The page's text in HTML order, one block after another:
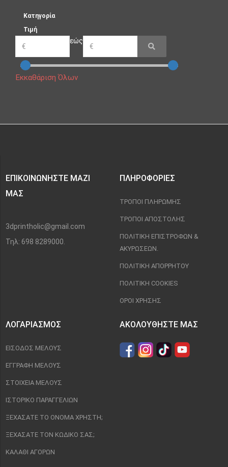
Κατηγορία
Τιμή
εώς
Εκκαθάριση Όλων
ΕΠΙΚΟΙΝΩΝΉΣΤΕ ΜΑΖΊ
ΜΑΣ
3dprintholic@gmail.com
Τηλ: 698 8289000.
ΠΛΗΡΟΦΟΡΊΕΣ
ΤΡΌΠΟΙ ΠΛΗΡΩΜΉΣ
ΤΡΌΠΟΙ ΑΠΟΣΤΟΛΉΣ
ΠΟΛΙΤΙΚΉ ΕΠΙΣΤΡΟΦΏΝ &
ΑΚΥΡΏΣΕΩΝ.
ΠΟΛΙΤΙΚΉ ΑΠΟΡΡΉΤΟΥ
ΠΟΛΙΤΙΚΉ COOKIES
ΌΡΟΙ ΧΡΉΣΗΣ
ΛΟΓΑΡΙΑΣΜΌΣ
ΕΊΣΟΔΟΣ ΜΈΛΟΥΣ
ΕΓΓΡΑΦΉ ΜΈΛΟΥΣ
ΣΤΟΙΧΕΊΑ ΜΈΛΟΥΣ
ΙΣΤΟΡΙΚΌ ΠΑΡΑΓΓΕΛΙΏΝ
ΞΕΧΆΣΑΤΕ ΤΟ ΌΝΟΜΑ ΧΡΉΣΤΗ;
ΞΕΧΆΣΑΤΕ ΤΟΝ ΚΩΔΙΚΌ ΣΑΣ;
ΚΑΛΆΘΙ ΑΓΟΡΏΝ
ΑΚΟΛΟΥΘΉΣΤΕ ΜΑΣ